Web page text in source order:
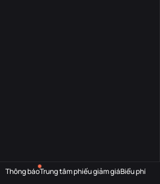
Thông báoTrung tâm phiếu giảm giáBiểu phí